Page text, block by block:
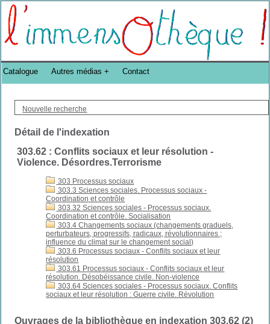
Bibliothèque DoucheFLUX Bibliotheek -->
Nouvelle recherche
Détail de l'indexation
303.62 : Conflits sociaux et leur résolution -
Violence. Désordres.Terrorisme
303 Processus sociaux
303.3 Sciences sociales. Processus sociaux -
Coordination et contrôle
303.32 Sciences sociales - Processus sociaux.
Coordination et contrôle. Socialisation
303.4 Changements sociaux (changements graduels,
perturbateurs, progressifs, radicaux, révolutionnaires ;
influence du climat sur le changement social)
303.6 Processus sociaux - Conflits sociaux et leur
résolution
303.61 Processus sociaux - Conflits sociaux et leur
résolution. Désobéissance civile. Non-violence
303.64 Sciences sociales - Processus sociaux. Conflits
sociaux et leur résolution : Guerre civile. Révolution
Ouvrages de la bibliothèque en indexation 303.62 (2)
Catalogue Autres médias Contact